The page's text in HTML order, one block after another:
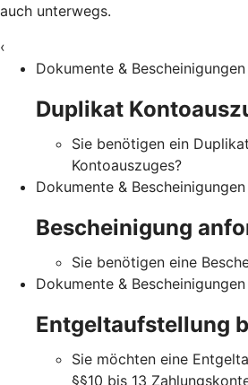
auch unterwegs.
‹
Dokumente & Bescheinigungen
Duplikat
Sie benötigen ein
Kontoauszuges?
Dokumente & Bescheinigungen
Bescheinigung
Sie benötigen eine
Dokumente & Bescheinigungen
Entgeltaufstellung
Sie möchten eine
§§10 bis 13